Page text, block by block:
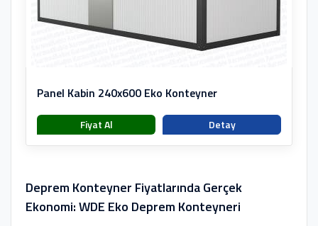
Panel Kabin 240x600 Eko Konteyner
Fiyat Al Detay
Deprem Konteyner Fiyatlarında Gerçek
Ekonomi: WDE Eko Deprem Konteyneri